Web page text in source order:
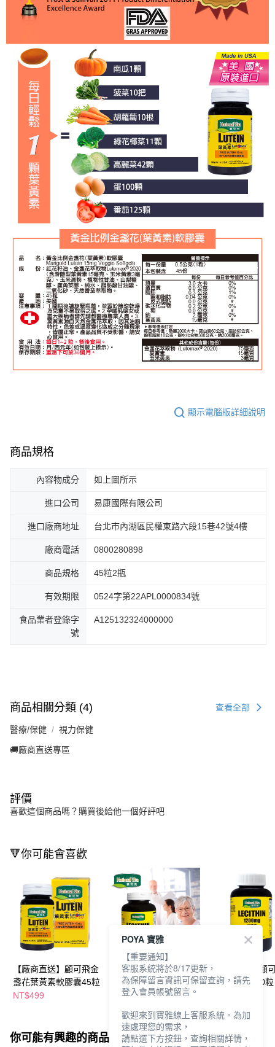
顯示電腦版詳細說明
商品規格
內容物成分 如上圖所示
進口公司 易康國際有限公司
進口廠商地址 台北市內湖區民權東路六段15巷42號4樓
廠商電話 0800280898
商品規格 45粒2瓶
有效期限 0524字第22APL0000834號
食品業者登錄字
號
A125132324000000
商品相關分類 (4) 查看全部
醫療/保健 視力保健
🚚廠商直送專區
評價
喜歡這個商品嗎？購買後給他一個好評吧
🔻你可能會喜歡
【廠商直送】顧可飛金
盞花葉黃素軟膠囊45粒
NT$499
【廠商直送】顧可飛卵
磷脂軟膠囊100粒-2入
NT$1,199
【廠商直送】顧
磷脂軟膠囊100粒
你可能有興趣的商品 全站排行
POYA 寶雅
【重要通知】
客服系統將於8/17更新，
為保障留言資訊可保留查詢，請先
登入會員帳號留言。
歡迎來到寶雅線上客服系統。為加
速處理您的需求，
請點選下方按鈕，查詢相關詳情，